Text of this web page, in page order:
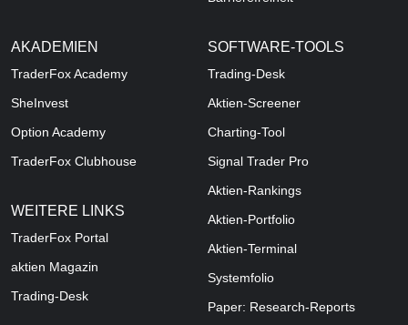
AKADEMIEN
TraderFox Academy
SheInvest
Option Academy
TraderFox Clubhouse
WEITERE LINKS
TraderFox Portal
aktien Magazin
Trading-Desk
SOFTWARE-TOOLS
Trading-Desk
Aktien-Screener
Charting-Tool
Signal Trader Pro
Aktien-Rankings
Aktien-Portfolio
Aktien-Terminal
Systemfolio
Paper: Research-Reports